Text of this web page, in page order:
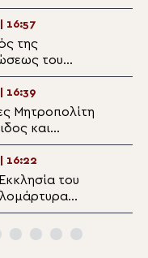
Σκάλας –
16:57
της
του
Κάλυμνο
16:39
Μητροπολίτη
και
16:22
του
στο Μίριεβο